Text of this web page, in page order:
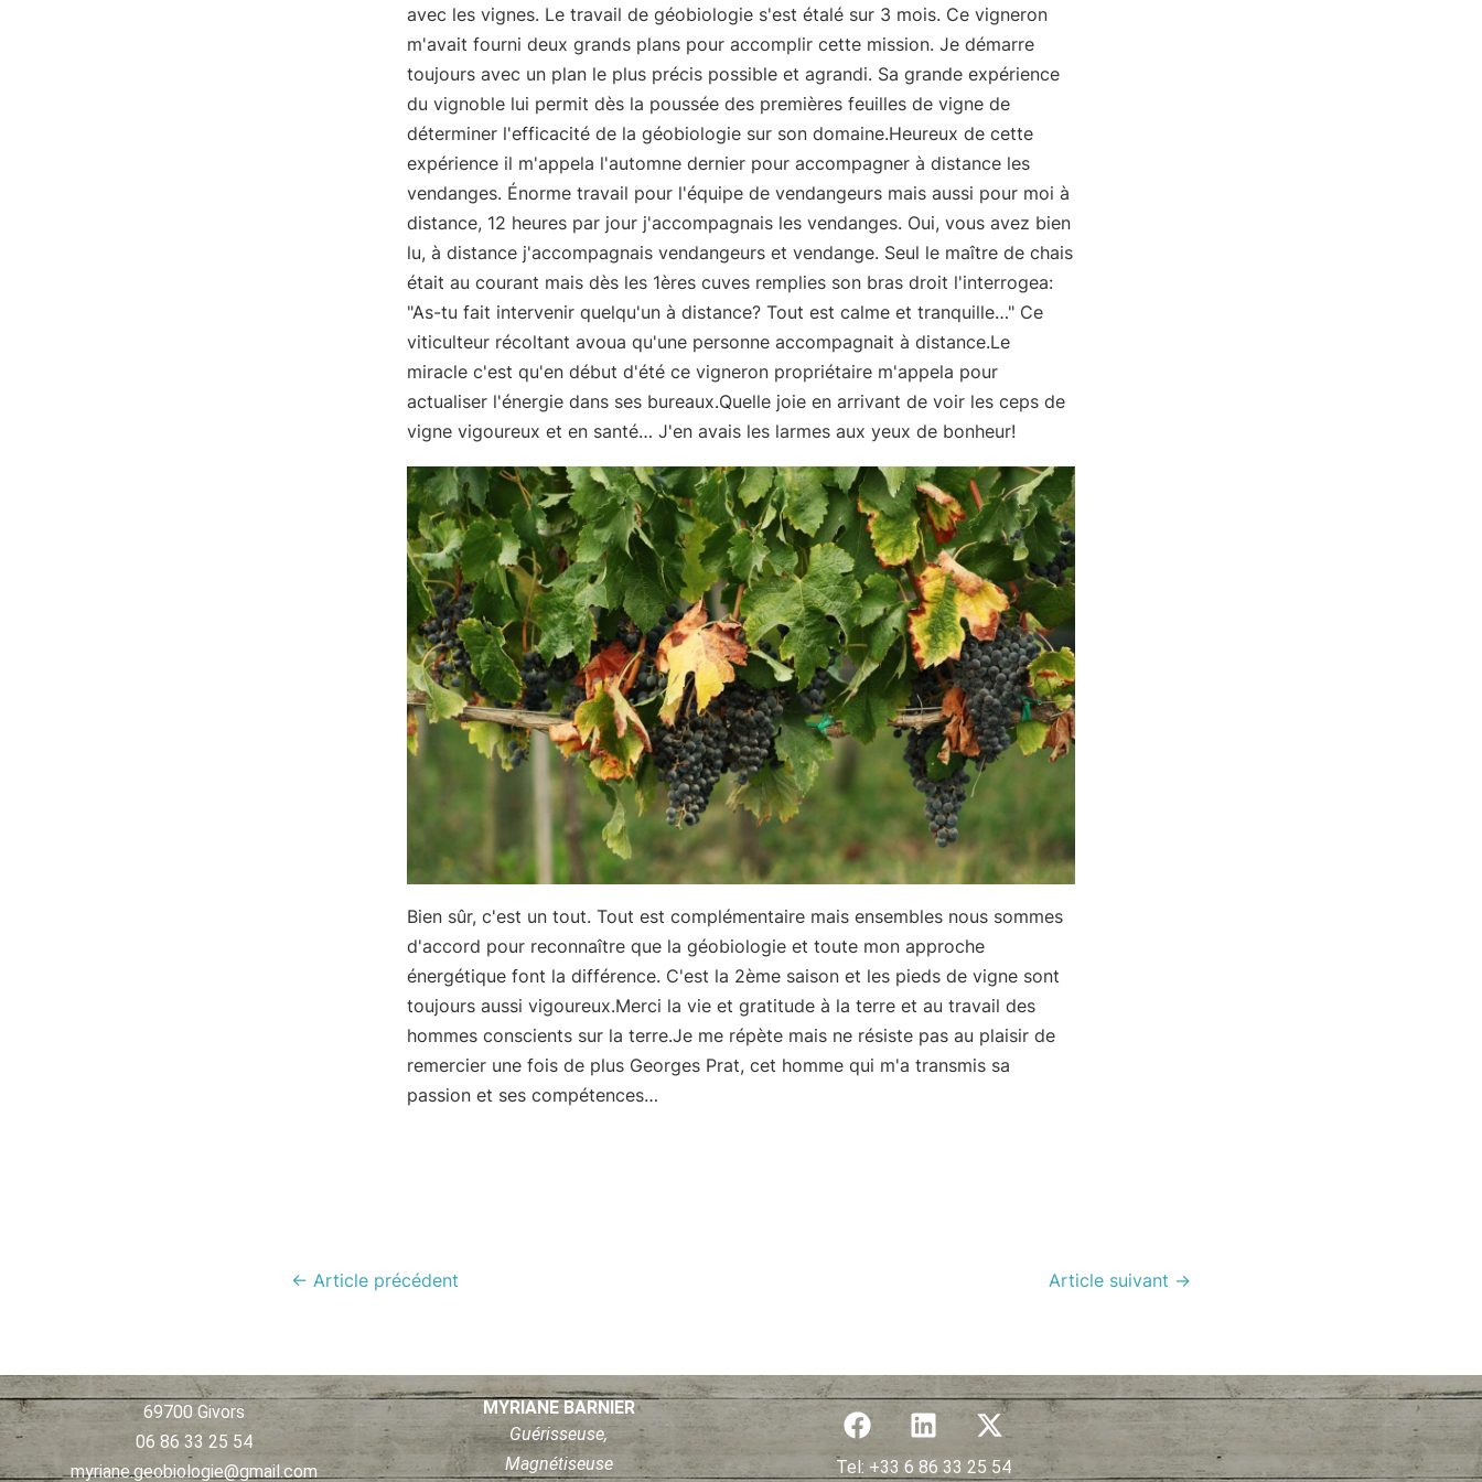
avec les vignes. Le travail de géobiologie s'est étalé sur 3 mois. Ce vigneron
m'avait fourni deux grands plans pour accomplir cette mission. Je démarre
toujours avec un plan le plus précis possible et agrandi. Sa grande expérience
du vignoble lui permit dès la poussée des premières feuilles de vigne de
déterminer l'efficacité de la géobiologie sur son domaine.Heureux de cette
expérience il m'appela l'automne dernier pour accompagner à distance les
vendanges. Énorme travail pour l'équipe de vendangeurs mais aussi pour moi à
distance, 12 heures par jour j'accompagnais les vendanges. Oui, vous avez bien
lu, à distance j'accompagnais vendangeurs et vendange. Seul le maître de chais
était au courant mais dès les 1ères cuves remplies son bras droit l'interrogea:
"As-tu fait intervenir quelqu'un à distance? Tout est calme et tranquille…" Ce
viticulteur récoltant avoua qu'une personne accompagnait à distance.Le
miracle c'est qu'en début d'été ce vigneron propriétaire m'appela pour
actualiser l'énergie dans ses bureaux.Quelle joie en arrivant de voir les ceps de
vigne vigoureux et en santé… J'en avais les larmes aux yeux de bonheur!
Bien sûr, c'est un tout. Tout est complémentaire mais ensembles nous sommes
d'accord pour reconnaître que la géobiologie et toute mon approche
énergétique font la différence. C'est la 2ème saison et les pieds de vigne sont
toujours aussi vigoureux.Merci la vie et gratitude à la terre et au travail des
hommes conscients sur la terre.Je me répète mais ne résiste pas au plaisir de
remercier une fois de plus Georges Prat, cet homme qui m'a transmis sa
passion et ses compétences…
← Article précédent Article suivant →
69700 Givors
06 86 33 25 54
myriane.geobiologie@gmail.com
MYRIANE BARNIER
Guérisseuse,
Magnétiseuse
F
a
c
L
i
n
X
-
t
Tel: +33 6 86 33 25 54